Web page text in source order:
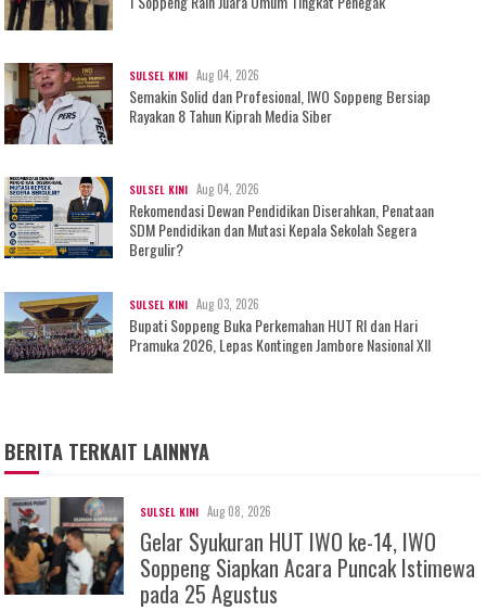
SULSEL KINI Aug 04, 2026
Semakin Solid dan Profesional, IWO Soppeng Bersiap
Rayakan 8 Tahun Kiprah Media Siber
SULSEL KINI Aug 04, 2026
Rekomendasi Dewan Pendidikan Diserahkan, Penataan
SDM Pendidikan dan Mutasi Kepala Sekolah Segera
Bergulir?
SULSEL KINI Aug 03, 2026
Bupati Soppeng Buka Perkemahan HUT RI dan Hari
Pramuka 2026, Lepas Kontingen Jambore Nasional XII
BERITA TERKAIT LAINNYA
SULSEL KINI Aug 08, 2026
Gelar Syukuran HUT IWO ke-14, IWO
Soppeng Siapkan Acara Puncak Istimewa
pada 25 Agustus